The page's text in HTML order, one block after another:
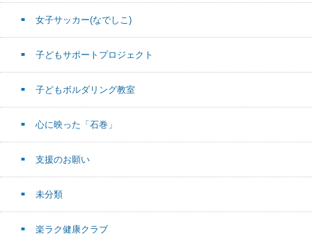
女子サッカー(なでしこ)
子どもサポートプロジェクト
子どもボルダリング教室
心に映った「石巻」
支援のお願い
未分類
楽ラク健康クラブ